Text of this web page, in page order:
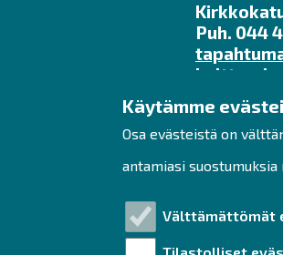
Käytämme
Osa evästeistä on
antamiasi
Välttämättömät
Puh. 044
kulttuuri
Toimisto
Galleria
ma – pe